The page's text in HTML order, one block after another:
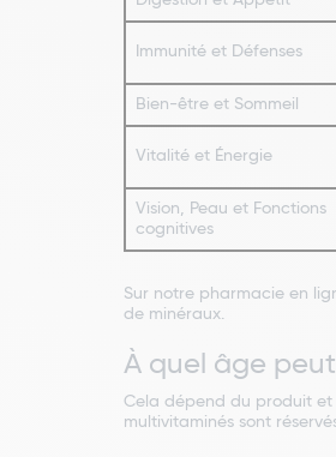
Immunité et Défenses
Bien-être et Sommeil
Vitalité et Énergie
Vision, Peau et Fonctions
cognitives
Sur notre pharmacie en
de minéraux.
À quel âge
Cela dépend du produit et
multivitaminés sont